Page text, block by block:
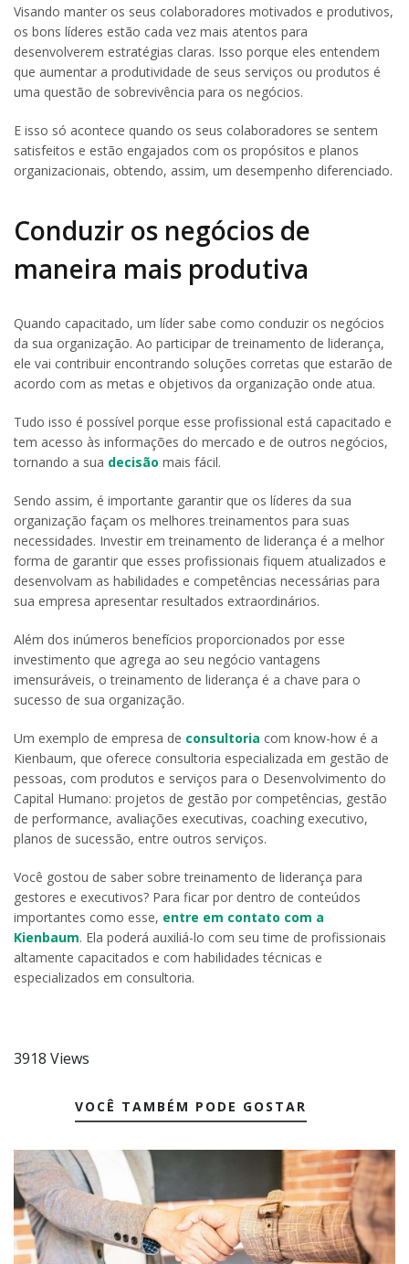
Visando manter os seus colaboradores motivados e produtivos,
os bons líderes estão cada vez mais atentos para
desenvolverem estratégias claras. Isso porque eles entendem
que aumentar a produtividade de seus serviços ou produtos é
uma questão de sobrevivência para os negócios.
E isso só acontece quando os seus colaboradores se sentem
satisfeitos e estão engajados com os propósitos e planos
organizacionais, obtendo, assim, um desempenho diferenciado.
Conduzir os negócios de
maneira mais produtiva
Quando capacitado, um líder sabe como conduzir os negócios
da sua organização. Ao participar de treinamento de liderança,
ele vai contribuir encontrando soluções corretas que estarão de
acordo com as metas e objetivos da organização onde atua.
Tudo isso é possível porque esse profissional está capacitado e
tem acesso às informações do mercado e de outros negócios,
tornando a sua decisão mais fácil.
Sendo assim, é importante garantir que os líderes da sua
organização façam os melhores treinamentos para suas
necessidades. Investir em treinamento de liderança é a melhor
forma de garantir que esses profissionais fiquem atualizados e
desenvolvam as habilidades e competências necessárias para
sua empresa apresentar resultados extraordinários.
Além dos inúmeros benefícios proporcionados por esse
investimento que agrega ao seu negócio vantagens
imensuráveis, o treinamento de liderança é a chave para o
sucesso de sua organização.
Um exemplo de empresa de consultoria com know-how é a
Kienbaum, que oferece consultoria especializada em gestão de
pessoas, com produtos e serviços para o Desenvolvimento do
Capital Humano: projetos de gestão por competências, gestão
de performance, avaliações executivas, coaching executivo,
planos de sucessão, entre outros serviços.
Você gostou de saber sobre treinamento de liderança para
gestores e executivos? Para ficar por dentro de conteúdos
importantes como esse, entre em contato com a
Kienbaum. Ela poderá auxiliá-lo com seu time de profissionais
altamente capacitados e com habilidades técnicas e
especializados em consultoria.
3918 Views
VOCÊ TAMBÉM PODE GOSTAR